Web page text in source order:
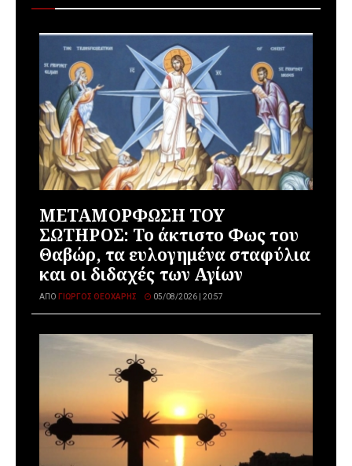
ΜΕΤΑΜΟΡΦΩΣΗ ΤΟΥ
ΣΩΤΗΡΟΣ: Το άκτιστο Φως του
Θαβώρ, τα ευλογημένα σταφύλια
και οι διδαχές των Αγίων
ΑΠΌ ΓΙΏΡΓΟΣ ΘΕΟΧΆΡΗΣ 05/08/2026 | 20:57